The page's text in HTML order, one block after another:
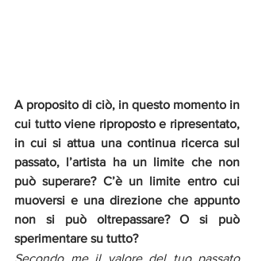
A proposito di ciò, in questo momento in
cui tutto viene riproposto e ripresentato,
in cui si attua una continua ricerca sul
passato, l’artista ha un limite che non
può superare? C’è un limite entro cui
muoversi e una direzione che appunto
non si può oltrepassare? O si può
sperimentare su tutto?